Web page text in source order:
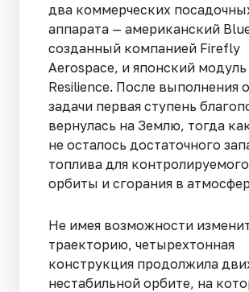
два коммерческих
аппарата — американский
созданный компанией Firefly
Aerospace, и японский модуль
Resilience. После выполнения
задачи первая ступень
вернулась на Землю, тогда
не осталось достаточного
топлива для
орбиты и сгорания в
Не имея возможности
траекторию, четырехтонная
конструкция продолжила
нестабильной орбите, на